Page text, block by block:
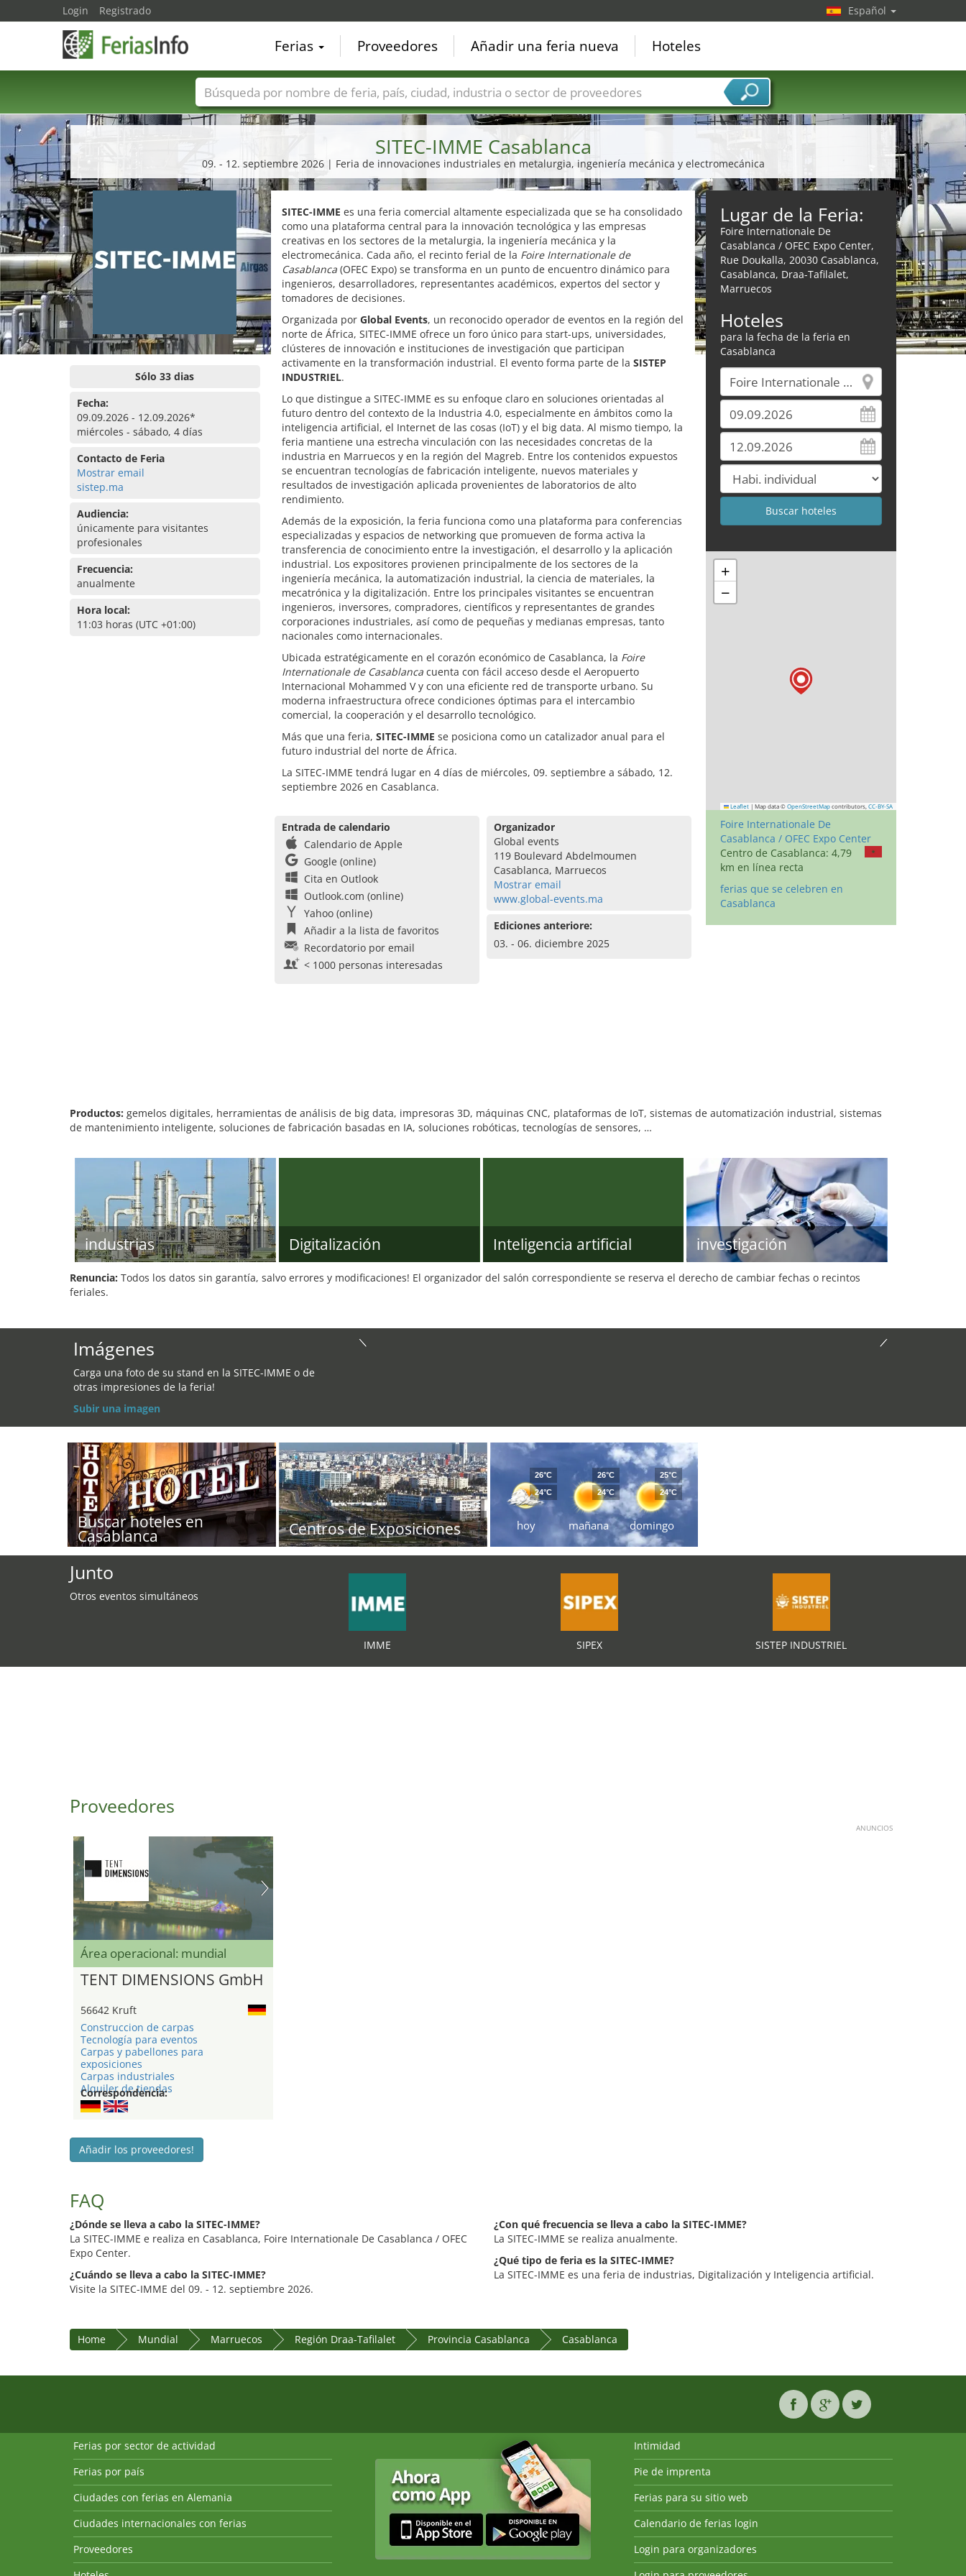
SITEC-IMME Casablanca
09. - 12. septiembre 2026 | Feria de innovaciones industriales en metalurgia, ingeniería mecánica y electromecánica
Sólo 33 dias
Fecha:
09.09.2026 - 12.09.2026*
miércoles - sábado, 4 días
Contacto de Feria
Mostrar email
sistep.ma
Audiencia:
únicamente para visitantes
profesionales
Frecuencia:
anualmente
Hora local:
11:03 horas (UTC +01:00)
SITEC-IMME es una feria comercial altamente especializada que se ha consolidado
como una plataforma central para la innovación tecnológica y las empresas
creativas en los sectores de la metalurgia, la ingeniería mecánica y la
electromecánica. Cada año, el recinto ferial de la Foire Internationale de
Casablanca(OFEC Expo) se transforma en un punto de encuentro dinámico para
ingenieros, desarrolladores, representantes académicos, expertos del sector y
tomadores de decisiones.
Organizada por Global Events, un reconocido operador de eventos en la región del
norte de África, SITEC-IMME ofrece un foro único para start-ups, universidades,
clústeres de innovación e instituciones de investigación que participan
activamente en la transformación industrial. El evento forma parte de la SISTEP
INDUSTRIEL.
Lo que distingue a SITEC-IMME es su enfoque claro en soluciones orientadas al
futuro dentro del contexto de la Industria 4.0, especialmente en ámbitos como la
inteligencia artificial, el Internet de las cosas (IoT) y el big data. Al mismo tiempo, la
feria mantiene una estrecha vinculación con las necesidades concretas de la
industria en Marruecos y en la región del Magreb. Entre los contenidos expuestos
se encuentran tecnologías de fabricación inteligente, nuevos materiales y
resultados de investigación aplicada provenientes de laboratorios de alto
rendimiento.
Además de la exposición, la feria funciona como una plataforma para conferencias
especializadas y espacios de networking que promueven de forma activa la
transferencia de conocimiento entre la investigación, el desarrollo y la aplicación
industrial. Los expositores provienen principalmente de los sectores de la
ingeniería mecánica, la automatización industrial, la ciencia de materiales, la
mecatrónica y la digitalización. Entre los principales visitantes se encuentran
ingenieros, inversores, compradores, científicos y representantes de grandes
corporaciones industriales, así como de pequeñas y medianas empresas, tanto
nacionales como internacionales.
Ubicada estratégicamente en el corazón económico de Casablanca, la Foire
Internationale de Casablancacuenta con fácil acceso desde el Aeropuerto
Internacional Mohammed V y con una eficiente red de transporte urbano. Su
moderna infraestructura ofrece condiciones óptimas para el intercambio
comercial, la cooperación y el desarrollo tecnológico.
Más que una feria, SITEC-IMME se posiciona como un catalizador anual para el
futuro industrial del norte de África.
La SITEC-IMME tendrá lugar en 4 días de miércoles, 09. septiembre a sábado, 12.
septiembre 2026 en Casablanca.
Entrada de calendario
Calendario de Apple
Google (online)
Cita en Outlook
Outlook.com (online)
Yahoo (online)
Añadir a la lista de favoritos
Recordatorio por email
< 1000 personas interesadas
Organizador
Global events
119 Boulevard Abdelmoumen
Casablanca, Marruecos
Mostrar email
www.global-events.ma
Ediciones anteriore:
03. - 06. diciembre 2025
Lugar de la Feria:
Foire Internationale De
Casablanca / OFEC Expo Center,
Rue Doukalla, 20030 Casablanca,
Casablanca, Draa-Tafilalet,
Marruecos
Hoteles
para la fecha de la feria en
Casablanca
+
−
Leaflet | Map data © OpenStreetMap contributors, CC-BY-SA
Foire Internationale De
Casablanca / OFEC Expo Center
Centro de Casablanca: 4,79
km en línea recta
ferias que se celebren en
Casablanca
Productos: gemelos digitales, herramientas de análisis de big data, impresoras 3D, máquinas CNC, plataformas de IoT, sistemas de automatización industrial, sistemas
de mantenimiento inteligente, soluciones de fabricación basadas en IA, soluciones robóticas, tecnologías de sensores, …
industrias Digitalización Inteligencia artificial investigación
Renuncia: Todos los datos sin garantía, salvo errores y modificaciones! El organizador del salón correspondiente se reserva el derecho de cambiar fechas o recintos
feriales.
Imágenes
Carga una foto de su stand en la SITEC-IMME o de
otras impresiones de la feria!
Subir una imagen
Buscar hoteles en
Casablanca Centros de Exposiciones hoy
26°C
24°C
mañana
26°C
24°C
domingo
25°C
24°C
Junto
Otros eventos simultáneos
IMME SIPEX SISTEP INDUSTRIEL
Proveedores
ANUNCIOS
Área operacional: mundial
TENT DIMENSIONS GmbH
56642 Kruft
Construccion de carpas
Tecnología para eventos
Carpas y pabellones para
exposiciones
Carpas industriales
Alquiler de tiendas
Correspondencia:
Añadir los proveedores!
FAQ
¿Dónde se lleva a cabo la SITEC-IMME?
La SITEC-IMME e realiza en Casablanca, Foire Internationale De Casablanca / OFEC
Expo Center.
¿Cuándo se lleva a cabo la SITEC-IMME?
Visite la SITEC-IMME del 09. - 12. septiembre 2026.
¿Con qué frecuencia se lleva a cabo la SITEC-IMME?
La SITEC-IMME se realiza anualmente.
¿Qué tipo de feria es la SITEC-IMME?
La SITEC-IMME es una feria de industrias, Digitalización y Inteligencia artificial.
Home Mundial Marruecos Región Draa-Tafilalet Provincia Casablanca Casablanca
Login Registrado Español
Ferias Proveedores Añadir una feria nueva Hoteles
Nombres de ferias Países Ciudades Sectores de ferias Sectores de proveedor de servicios
Ferias por sector de actividad
Ferias por país
Ciudades con ferias en Alemania
Ciudades internacionales con ferias
Proveedores
Intimidad
Pie de imprenta
Ferias para su sitio web
Calendario de ferias login
Login para organizadores